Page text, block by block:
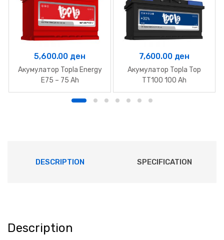
5,600.00 ден
Акумулатор Topla Energy
E75 – 75 Ah
7,600.00 ден
Акумулатор Topla Top
TT100 100 Ah
DESCRIPTION SPECIFICATION
Description